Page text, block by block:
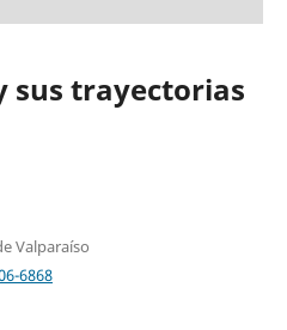
sus trayectorias
Valparaíso
6868